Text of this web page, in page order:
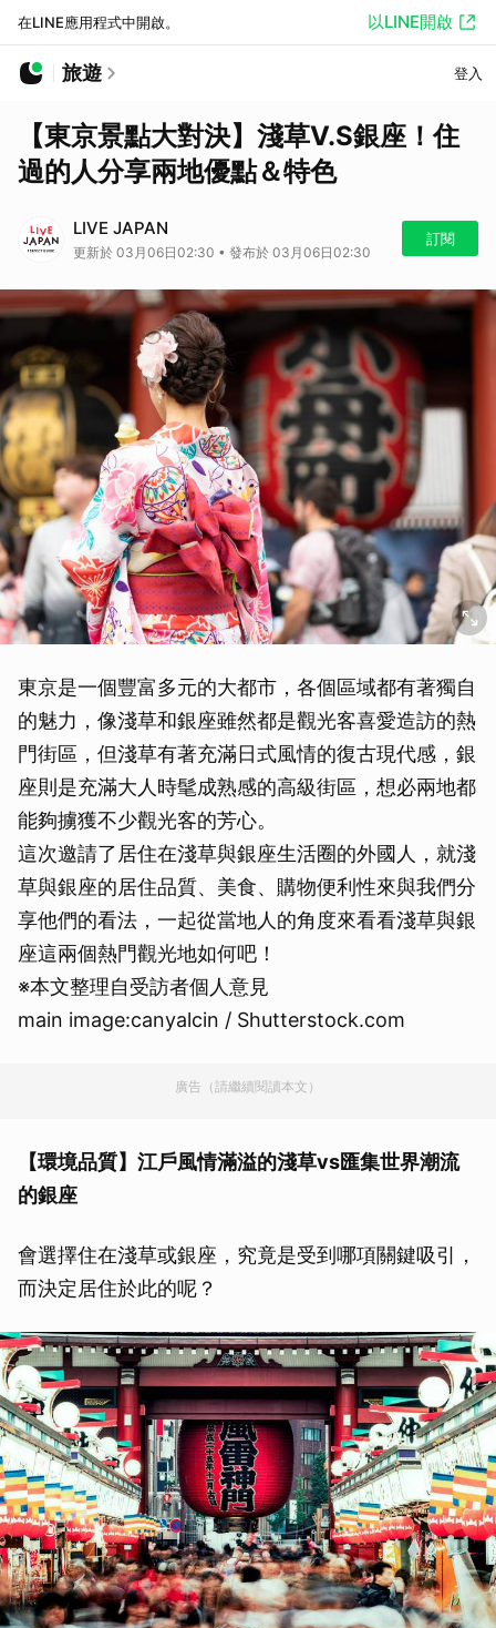
在LINE應用程式中開啟。 以LINE開啟
旅遊 登入
【東京景點大對決】淺草V.S銀座！住
過的人分享兩地優點＆特色
LIVE JAPAN
更新於 03月06日02:30 • 發布於 03月06日02:30
訂閱
東京是一個豐富多元的大都市，各個區域都有著獨自
的魅力，像淺草和銀座雖然都是觀光客喜愛造訪的熱
門街區，但淺草有著充滿日式風情的復古現代感，銀
座則是充滿大人時髦成熟感的高級街區，想必兩地都
能夠擄獲不少觀光客的芳心。
這次邀請了居住在淺草與銀座生活圈的外國人，就淺
草與銀座的居住品質、美食、購物便利性來與我們分
享他們的看法，一起從當地人的角度來看看淺草與銀
座這兩個熱門觀光地如何吧！
※本文整理自受訪者個人意見
main image:canyalcin / Shutterstock.com
廣告（請繼續閱讀本文）
【環境品質】江戶風情滿溢的淺草vs匯集世界潮流
的銀座
會選擇住在淺草或銀座，究竟是受到哪項關鍵吸引，
而決定居住於此的呢？